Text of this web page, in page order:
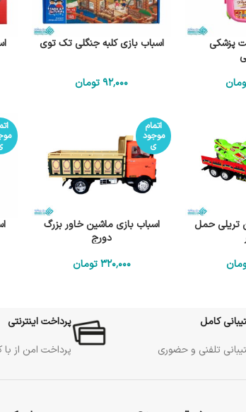
پزشکی
اسباب بازی کلبه جنگلی تک توی
92٬000تومان
تریلی حمل
اتمام
موجود
ی
اسباب بازی ماشین خاور بزرگ
دورج
320٬000 تومان
کامل
تلفنی و حضوری
پرداخت اینترنتی
پرداخت امن از با